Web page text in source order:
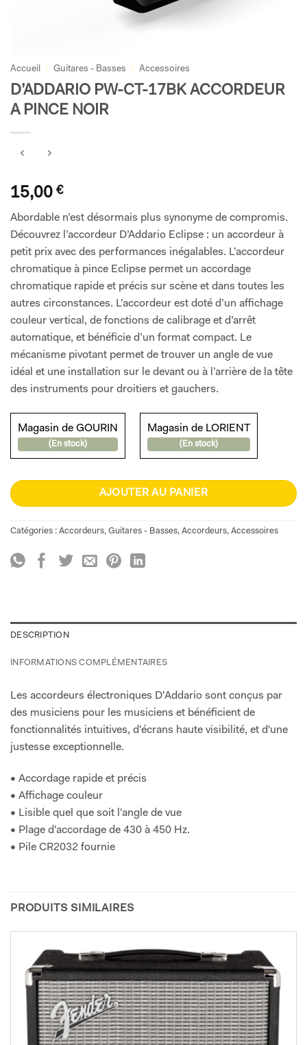
Accueil / Guitares - Basses / Accessoires
D’ADDARIO PW-CT-17BK ACCORDEUR
A PINCE NOIR
15,00 €
Abordable n’est désormais plus synonyme de compromis.
Découvrez l’accordeur D’Addario Eclipse : un accordeur à
petit prix avec des performances inégalables. L’accordeur
chromatique à pince Eclipse permet un accordage
chromatique rapide et précis sur scène et dans toutes les
autres circonstances. L’accordeur est doté d’un affichage
couleur vertical, de fonctions de calibrage et d’arrêt
automatique, et bénéficie d’un format compact. Le
mécanisme pivotant permet de trouver un angle de vue
idéal et une installation sur le devant ou à l’arrière de la tête
des instruments pour droitiers et gauchers.
Magasin de GOURIN
(En stock)
Magasin de LORIENT
(En stock)
AJOUTER AU PANIER
Catégories : Accordeurs, Guitares - Basses, Accordeurs, Accessoires
DESCRIPTION
INFORMATIONS COMPLÉMENTAIRES
Les accordeurs électroniques D'Addario sont conçus par
des musiciens pour les musiciens et bénéficient de
fonctionnalités intuitives, d'écrans haute visibilité, et d'une
justesse exceptionnelle.
• Accordage rapide et précis
• Affichage couleur
• Lisible quel que soit l'angle de vue
• Plage d'accordage de 430 à 450 Hz.
• Pile CR2032 fournie
PRODUITS SIMILAIRES